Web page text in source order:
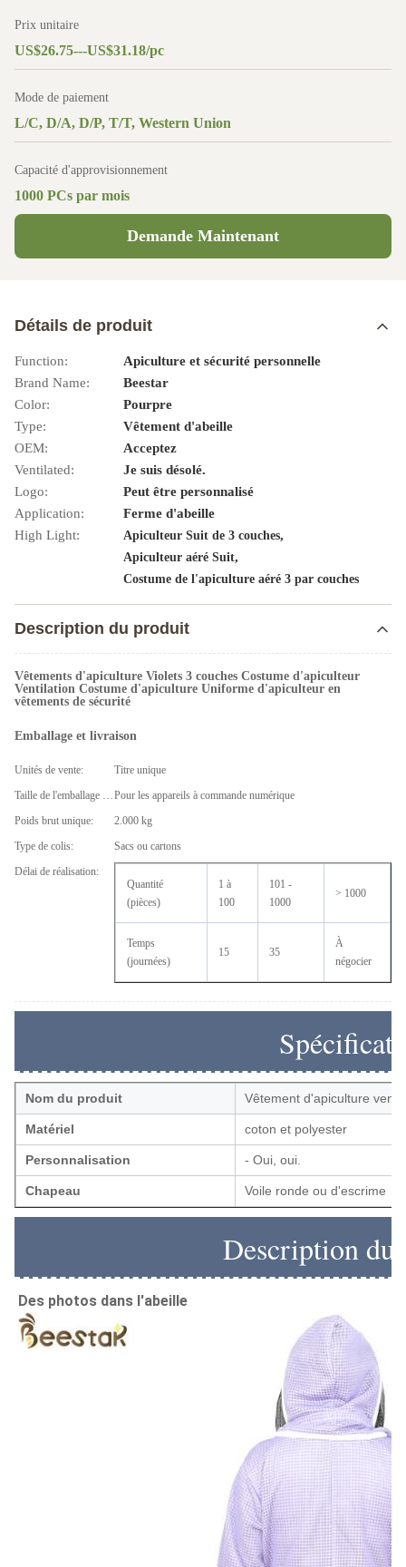
Prix unitaire
US$26.75---US$31.18/pc
Mode de paiement
L/C, D/A, D/P, T/T, Western Union
Capacité d'approvisionnement
1000 PCs par mois
Demande Maintenant
Détails de produit
Function:
Apiculture et sécurité personnelle
Brand Name:
Beestar
Color:
Pourpre
Type:
Vêtement d'abeille
OEM:
Acceptez
Ventilated:
Je suis désolé.
Logo:
Peut être personnalisé
Application:
Ferme d'abeille
High Light:
Apiculteur Suit de 3 couches,
Apiculteur aéré Suit,
Costume de l'apiculture aéré 3 par couches
Description du produit
Vêtements d'apiculture Violets 3 couches Costume d'apiculteur
Ventilation Costume d'apiculture Uniforme d'apiculteur en
vêtements de sécurité
Emballage et livraison
Unités de vente:
Titre unique
Taille de l'emballage unique:Pour les appareils à commande numérique
Poids brut unique:
2.000 kg
Type de colis:
Sacs ou cartons
Délai de réalisation:
Quantité
(pièces)
1 à
100
101 -
1000
> 1000
Temps
(journées)
15 35
À
négocier
Nom du produit Vêtement d'apiculture
Matériel coton et polyester
Personnalisation - Oui, oui.
Chapeau Voile ronde ou d'escrime
Description du
Des photos dans l'abeille